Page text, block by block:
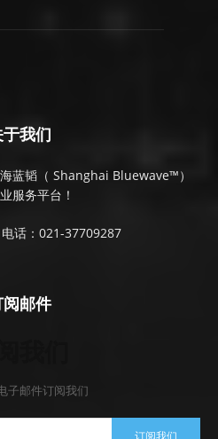
于我们
蓝韬（ Shanghai Bluewave™）
服务平台！
电话：021-37709287
阅邮件
子邮件订阅我们
订阅我们